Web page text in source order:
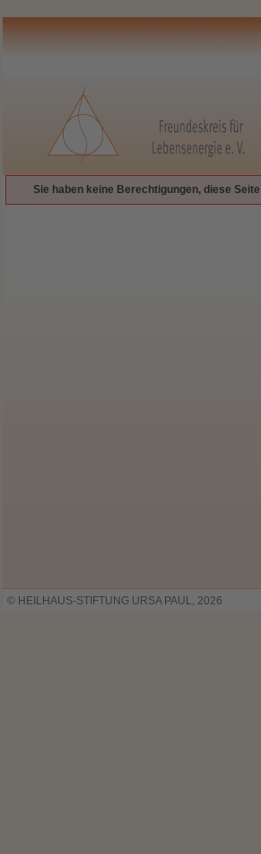
Sie haben keine Berechtigungen, diese
© HEILHAUS-STIFTUNG URSA PAUL, 2026